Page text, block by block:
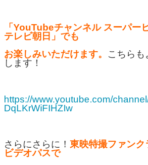
「YouTubeチャンネル スーパー
テレビ朝日」でも
お楽しみいただけます。 こちらも
します！
https://www.youtube.com/
DqLKrWiFIHZIw
さらにさらに！ 東映特撮ファンク
ビデオパスで